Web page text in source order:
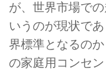
が、世界市場で
いうのが現状で
界標準となるの
の家庭用コンセ